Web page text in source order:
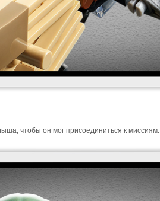
чтобы он мог присоединиться к миссиям.